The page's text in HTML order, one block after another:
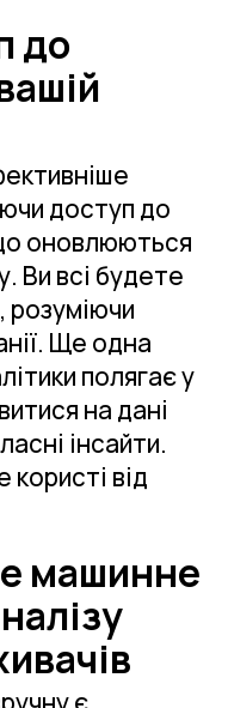
до
доступ до
оновлюються
Ви всі будете
Ще одна
полягає у
на дані
інсайти.
користі від
машинне